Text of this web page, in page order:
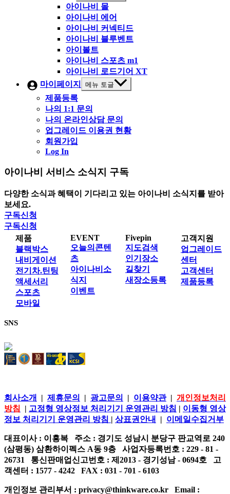
아이나비 몰
아이나비 에어
아이나비 커넥티드
아이나비 블루벤트
아이볼트
아이나비 스포츠 m1
아이나비 로드기어 XT
마이페이지
메뉴 토글
제품등록
나의 1:1 문의
나의 온라인상담 문의
업그레이드 이용권 현황
회원가입
Log In
아이나비 서비스 소식지 구독
다양한 소식과 혜택이 기다리고 있는 아이나비 소식지를 받아
보세요.
구독신청
구독신청
제품
블랙박스
내비게이션
전기차.틴팅
액세서리
스포츠
모바일
EVENT
오늘의콘텐
츠
아이나비소
식지
이벤트
Fivepin
지도검색
인기장소
길찾기
새장소등록
고객지원
업그레이드
센터
고객센터
제품등록
SNS
회사소개 | 제휴문의 | 광고문의 | 이용약관| 개인정보처리
방침
| 고정형 영상정보 처리기기 운영관리 방침 | 이동형 영상
정보 처리기기 운영관리 방침 | 상표권안내 | 이메일수집거부
대표이사 : 이흥복 주소 : 경기도 성남시 분당구 판교역로 240
(삼평동) 삼환하이펙스 A동 9층 사업자등록번호 : 229 - 81 -
26731 통신판매업신고번호 : 제2013 - 경기성남 - 0694호 고
객센터 : 1577 - 4242 FAX : 031 - 701 - 6103
개인정보 관리부서 : privacy@thinkware.co.kr Email :